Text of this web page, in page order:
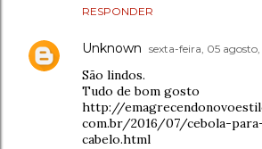
RESPONDER
Unknown sexta-feira, 05 agosto,
São lindos.
Tudo de bom gosto
http://
com.br/2016/07/cebola-
cabelo.html